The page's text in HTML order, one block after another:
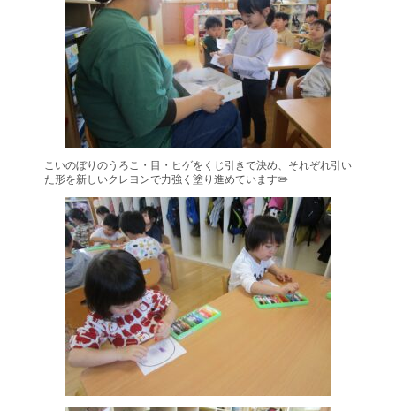
こいのぼりのうろこ・目・ヒゲをくじ引きで決め、それぞれ引い
た形を新しいクレヨンで力強く塗り進めています✏️